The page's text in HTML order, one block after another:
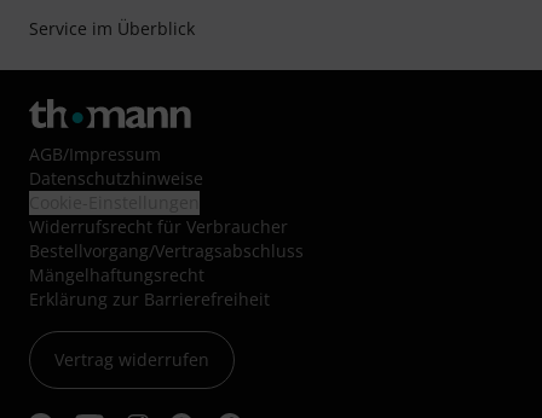
Service im Überblick
AGB/Impressum
Datenschutzhinweise
Widerrufsrecht für Verbraucher
Bestellvorgang/Vertragsabschluss
Mängelhaftungsrecht
Erklärung zur Barrierefreiheit
Vertrag widerrufen